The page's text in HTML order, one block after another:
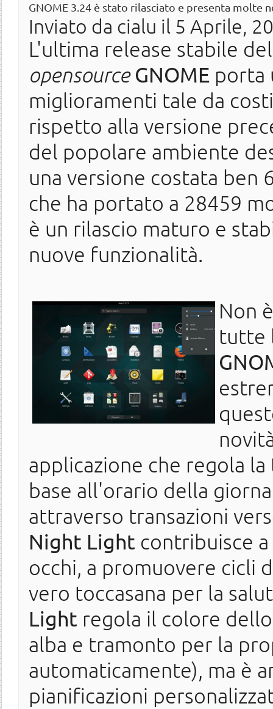
GNOME 3.24 è stato rilasciato e presenta molte
Inviato da cialu il 5 Aprile,
L'ultima release stabile
opensource GNOME porta
miglioramenti tale da
rispetto alla versione
del popolare ambiente
una versione costata ben
che ha portato a 28459
è un rilascio maturo e
nuove funzionalità.
Non
tutte
applicazione che regola
base all'orario della
attraverso transazioni
Night Light contribuisce
occhi, a promuovere cicli
vero toccasana per la
Light regola il colore
alba e tramonto per la
automaticamente), ma è
pianificazioni